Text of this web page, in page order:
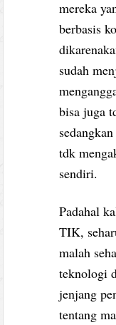
mereka
berbasis
sudah
bisa juga
tdk
sendiri.
Padahal
TIK,
malah
teknologi
jenjang
tentang